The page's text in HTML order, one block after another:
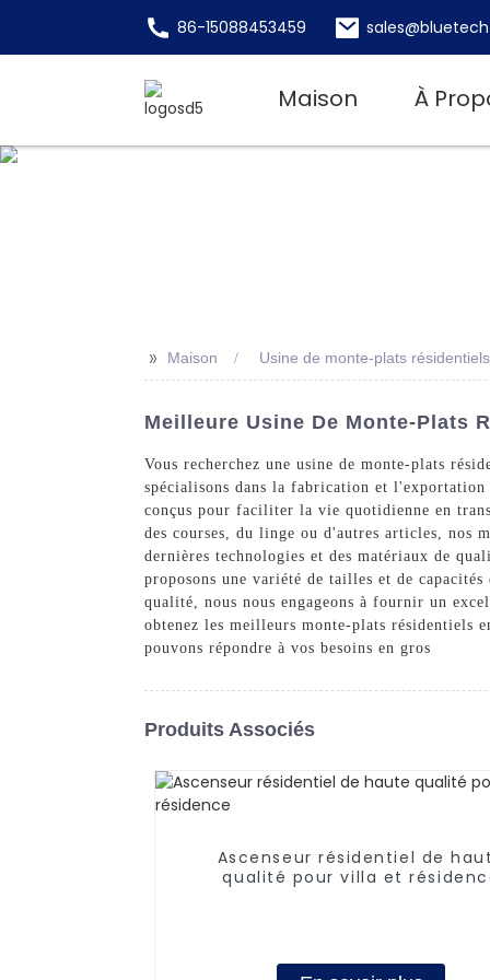
86-15088453459
Maison À
>> Maison Usine de monte-plats
Meilleure Usine De Monte-Plats
Vous recherchez une usine de monte-plats
spécialisons dans la fabrication et
conçus pour faciliter la vie quotidienne en
des courses, du linge ou d'autres articles, nos
dernières technologies et des matériaux de
proposons une variété de tailles et de
qualité, nous nous engageons à fournir un
obtenez les meilleurs monte-plats résidentiels
pouvons répondre à vos besoins en gros
Produits Associés
Ascenseur résidentiel de
qualité pour villa et